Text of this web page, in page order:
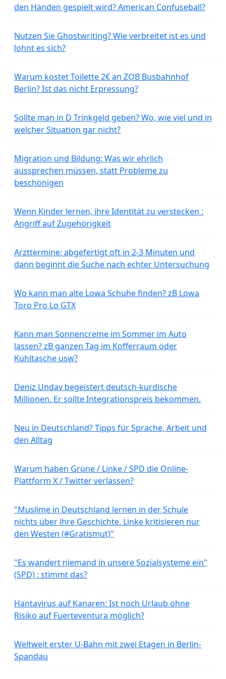
den Händen gespielt wird? American Confuseball?
Nutzen Sie Ghostwriting? Wie verbreitet ist es und
lohnt es sich?
Warum kostet Toilette 2€ an ZOB Busbahnhof
Berlin? Ist das nicht Erpressung?
Sollte man in D Trinkgeld geben? Wo, wie viel und in
welcher Situation gar nicht?
Migration und Bildung: Was wir ehrlich
aussprechen müssen, statt Probleme zu
beschönigen
Wenn Kinder lernen, ihre Identität zu verstecken :
Angriff auf Zugehörigkeit
Arzttermine: abgefertigt oft in 2-3 Minuten und
dann beginnt die Suche nach echter Untersuchung
Wo kann man alte Lowa Schuhe finden? zB Lowa
Toro Pro Lo GTX
Kann man Sonnencreme im Sommer im Auto
lassen? zB ganzen Tag im Kofferraum oder
Kühltasche usw?
Deniz Undav begeistert deutsch-kurdische
Millionen. Er sollte Integrationspreis bekommen.
Neu in Deutschland? Tipps für Sprache, Arbeit und
den Alltag
Warum haben Grüne / Linke / SPD die Online-
Plattform X / Twitter verlassen?
"Muslime in Deutschland lernen in der Schule
nichts über ihre Geschichte. Linke kritisieren nur
den Westen (#Gratismut)"
"Es wandert niemand in unsere Sozialsysteme ein"
(SPD) : stimmt das?
Hantavirus auf Kanaren: Ist noch Urlaub ohne
Risiko auf Fuerteventura möglich?
Weltweit erster U-Bahn mit zwei Etagen in Berlin-
Spandau